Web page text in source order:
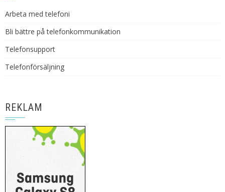
Arbeta med telefoni
Bli bättre på telefonkommunikation
Telefonsupport
Telefonförsäljning
REKLAM